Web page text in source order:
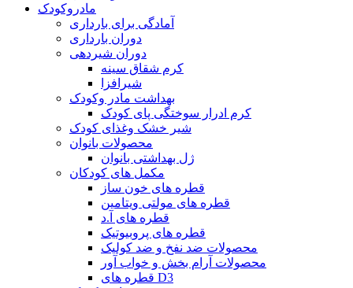
مادروکودک
آمادگی برای بارداری
دوران بارداری
دوران شیردهی
کرم شقاق سینه
شیرافزا
بهداشت مادر وکودک
کرم ادرار سوختگی پای کودک
شیر خشک وغذای کودک
محصولات بانوان
ژل بهداشتی بانوان
مکمل های کودکان
قطره های خون ساز
قطره های مولتی ویتامین
قطره های آ.د
قطره های پروبیوتیک
محصولات ضد نفخ و ضد کولیک
محصولات آرام بخش و خواب آور
قطره های D3